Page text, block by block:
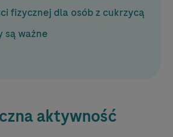
fizycznej dla osób z cukrzycą
są ważne
aktywność